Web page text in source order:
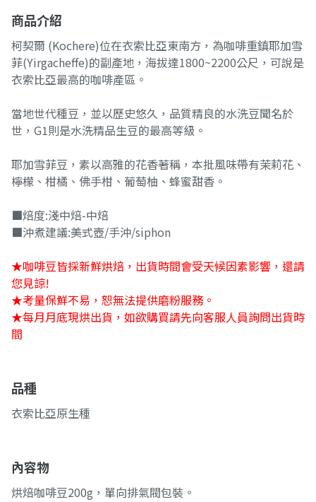
商品介紹
柯契爾 (Kochere)位在衣索比亞東南方，為咖啡重鎮耶加雪
菲(Yirgacheffe)的副產地，海拔達1800~2200公尺，可說是
衣索比亞最高的咖啡產區。
當地世代種豆，並以歷史悠久，品質精良的水洗豆聞名於
世，G1則是水洗精品生豆的最高等級。
耶加雪菲豆，素以高雅的花香著稱，本批風味帶有茉莉花、
檸檬、柑橘、佛手柑、葡萄柚、蜂蜜甜香。
■焙度:淺中焙-中焙
■沖煮建議:美式壺/手沖/siphon
★咖啡豆皆採新鮮烘焙，出貨時間會受天候因素影響，還請
您見諒!
★考量保鮮不易，恕無法提供磨粉服務。
★每月月底現烘出貨，如欲購買請先向客服人員詢問出貨時
間
品種
衣索比亞原生種
內容物
烘焙咖啡豆200g，單向排氣閥包裝。